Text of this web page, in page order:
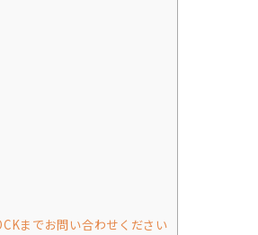
までお問い合わせください